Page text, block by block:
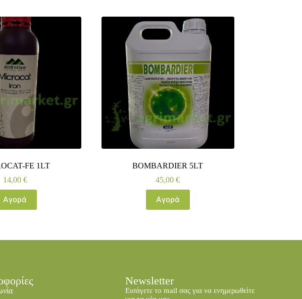
FE 1LT
14,00 €
Αγορά
BOMBARDIER 5LT
45,00€
Αγορά
Newsletter
Εισάγετε το mail σας για να ενημερωθείτε